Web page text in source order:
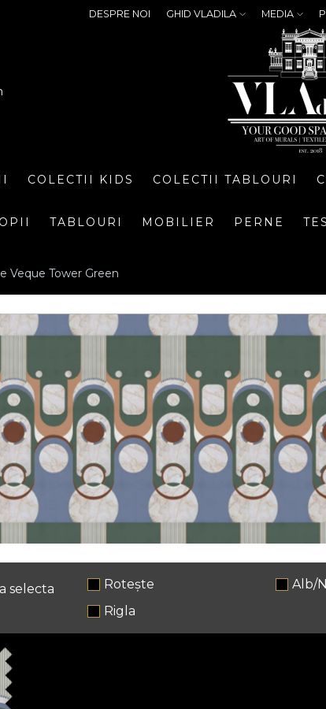
DESPRE NOI GHID VLADILA MEDIA
COLECTII KIDS COLECTII TABLOURI
TABLOURI MOBILIER PERNE
Veque Tower Green
selecta
Rotește
Alb/
Rigla